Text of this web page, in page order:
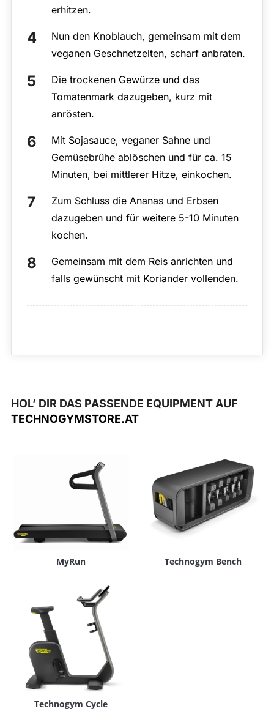
erhitzen.
Nun den Knoblauch, gemeinsam mit dem
veganen Geschnetzelten, scharf anbraten.
Die trockenen Gewürze und das
Tomatenmark dazugeben, kurz mit
anrösten.
Mit Sojasauce, veganer Sahne und
Gemüsebrühe ablöschen und für ca. 15
Minuten, bei mittlerer Hitze, einkochen.
Zum Schluss die Ananas und Erbsen
dazugeben und für weitere 5-10 Minuten
kochen.
Gemeinsam mit dem Reis anrichten und
falls gewünscht mit Koriander vollenden.
HOL’ DIR DAS PASSENDE EQUIPMENT AUF
TECHNOGYMSTORE.AT
MyRun Technogym Bench
Technogym Cycle